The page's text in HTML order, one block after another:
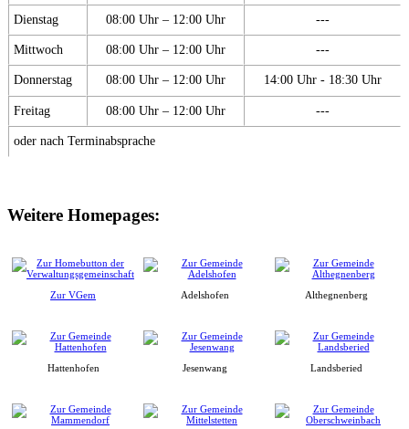
Dienstag 08:00 Uhr – 12:00 Uhr ---
Mittwoch 08:00 Uhr – 12:00 Uhr ---
Donnerstag 08:00 Uhr – 12:00 Uhr 14:00 Uhr - 18:30 Uhr
Freitag 08:00 Uhr – 12:00 Uhr ---
oder nach Terminabsprache
Weitere Homepages:
Zur VGem Adelshofen Althegnenberg
Hattenhofen Jesenwang Landsberied